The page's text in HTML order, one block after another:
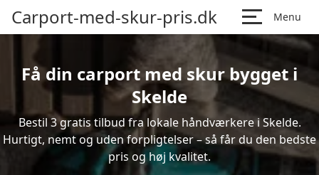
Carport-med-skur-pris.dk Menu
Få din carport med skur bygget i
Skelde
Bestil 3 gratis tilbud fra lokale håndværkere i Skelde.
Hurtigt, nemt og uden forpligtelser – så får du den bedste
pris og høj kvalitet.